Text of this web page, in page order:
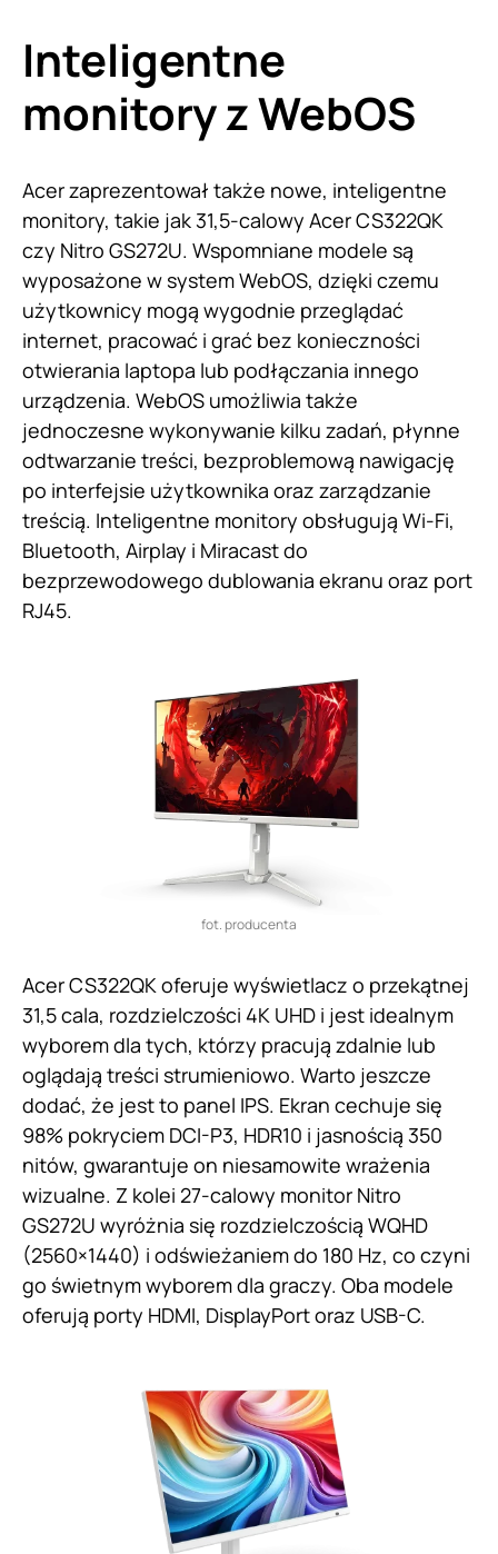
Inteligentne
monitory z WebOS
Acer zaprezentował także nowe, inteligentne
monitory, takie jak 31,5-calowy Acer CS322QK
czy Nitro GS272U. Wspomniane modele są
wyposażone w system WebOS, dzięki czemu
użytkownicy mogą wygodnie przeglądać
internet, pracować i grać bez konieczności
otwierania laptopa lub podłączania innego
urządzenia. WebOS umożliwia także
jednoczesne wykonywanie kilku zadań, płynne
odtwarzanie treści, bezproblemową nawigację
po interfejsie użytkownika oraz zarządzanie
treścią. Inteligentne monitory obsługują Wi-Fi,
Bluetooth, Airplay i Miracast do
bezprzewodowego dublowania ekranu oraz port
RJ45.
fot. producenta
Acer CS322QK oferuje wyświetlacz o przekątnej
31,5 cala, rozdzielczości 4K UHD i jest idealnym
wyborem dla tych, którzy pracują zdalnie lub
oglądają treści strumieniowo. Warto jeszcze
dodać, że jest to panel IPS. Ekran cechuje się
98% pokryciem DCI-P3, HDR10 i jasnością 350
nitów, gwarantuje on niesamowite wrażenia
wizualne. Z kolei 27-calowy monitor Nitro
GS272U wyróżnia się rozdzielczością WQHD
(2560×1440) i odświeżaniem do 180 Hz, co czyni
go świetnym wyborem dla graczy. Oba modele
oferują porty HDMI, DisplayPort oraz USB-C.